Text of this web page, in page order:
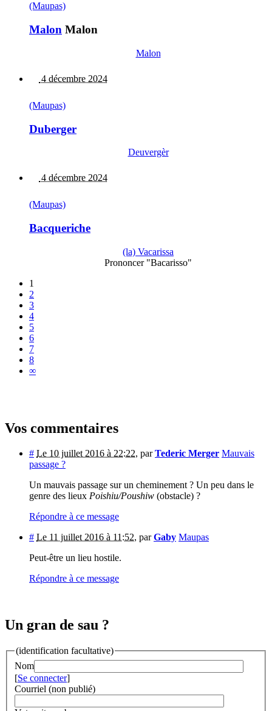
(Maupas)
Malon Malon
Malon
4 décembre 2024
(Maupas)
Duberger
Deuvergèr
4 décembre 2024
(Maupas)
Bacqueriche
(la) Vacarissa
Prononcer "Bacarisso"
1
2
3
4
5
6
7
8
∞
Vos commentaires
# Le 10 juillet 2016 à 22:22, parTederic Merger Mauvais
passage ?
Un mauvais passage sur un cheminement ? Un peu dans le
genre des lieux Poishiu/Poushiw (obstacle) ?
Répondre à ce message
# Le 11 juillet 2016 à 11:52, parGaby Maupas
Peut-être un lieu hostile.
Répondre à ce message
Un gran de sau ?
(identification facultative)
Nom
[Se connecter]
Courriel (non publié)